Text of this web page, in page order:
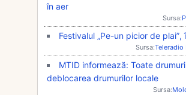
în aer
Sursa:
Festivalul „Pe-un picior de plai”,
Sursa:
MTID informează: Toate
deblocarea drumurilor locale
Sursa: